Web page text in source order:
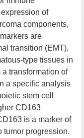
of
components,
are
transition (EMT),
type tissues in
transformation of
a specific analysis
stem cell
CD163
is a marker of
tumor progression.